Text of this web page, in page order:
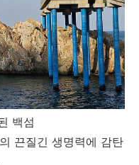
백섬
끈질긴 생명력에 감탄